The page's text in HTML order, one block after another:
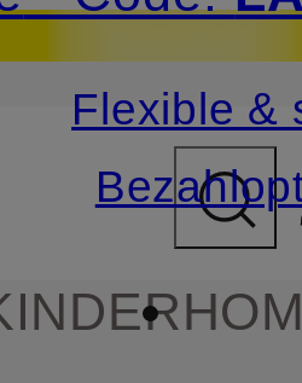
sichern
Flexible &